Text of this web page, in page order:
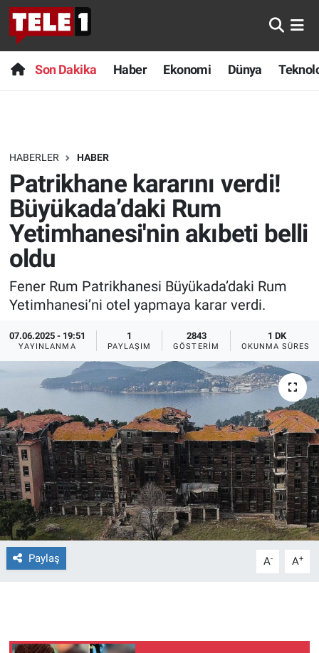
Son Dakika Haber Ekonomi Dünya
HABERLER HABER
Patrikhane kararını verdi!
Büyükada’daki Rum
Yetimhanesi'nin akıbeti belli
oldu
Fener Rum Patrikhanesi Büyükada’daki Rum
Yetimhanesi’ni otel yapmaya karar verdi.
07.06.2025 - 19:51
YAYINLANMA
1
PAYLAŞIM
2843
GÖSTERIM
1 DK
OKUNMA SÜRESI
Paylaş A- A+
Anında Manşet
Başka Sohbetler
Bilim turu
Bilim ve Teknoloji Evreni
Doğa Konuşuyor
Dünya
Ege Saati
Ege'den Esintiler
Eğitim
Eğlence
Ekonomi
Forum
Gerçeğin İzinde
Gün Başlıyor
Son Dakika
Haber
Dünya
Teknoloji
Sağlık
Spor
Yayın Akışı
İletişim
Nöbetçi Eczaneler
Hava Durumu
Trafik Durumu
Süper Lig Puan Durumu ve Fikstür
Tüm Manşetler
Son Dakika Haberleri
Haber Arşivi